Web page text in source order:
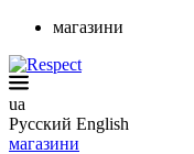
магазини
ua
Русский English
магазини